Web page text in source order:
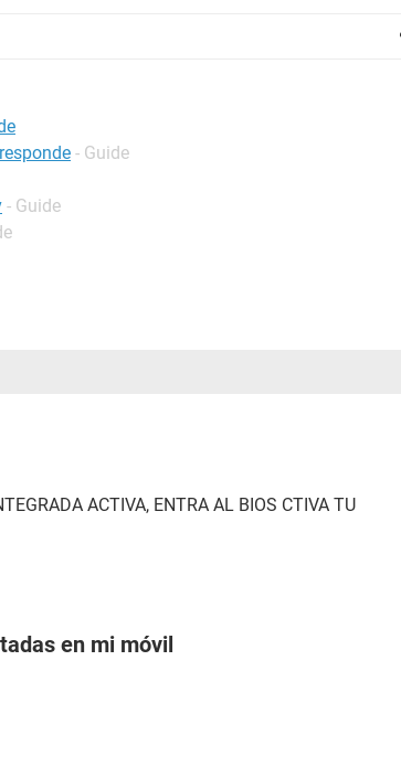
- Guide
- Guide
ACTIVA, ENTRA AL BIOS CTIVA TU
en mi móvil